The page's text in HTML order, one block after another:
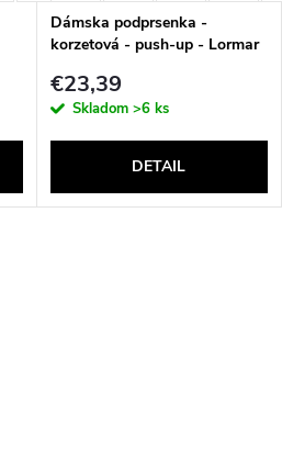
Dámska podprsenka -
korzetová - push-up - Lormar
€23,39
Skladom >6 ks
DETAIL